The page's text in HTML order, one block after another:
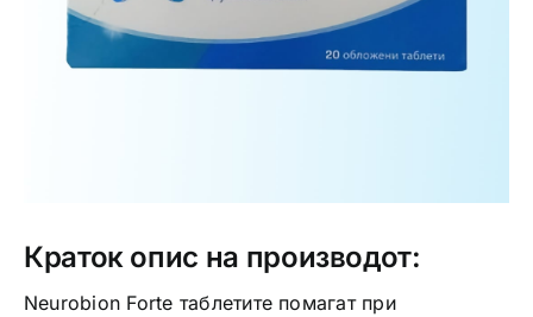
Нега на кожа
Краток опис на производот:
Neurobion Forte таблетите помагат при